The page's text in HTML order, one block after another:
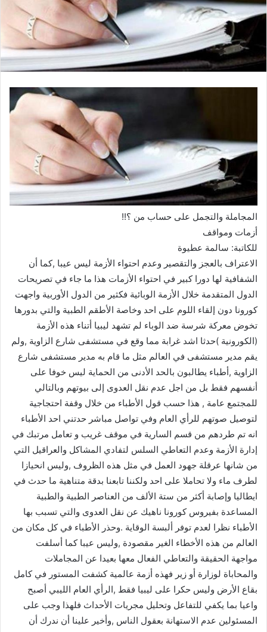
المجاملة والتجمل على حساب من ؟!!
أزمات ومواقف
للكاتبة: سالمة عطيوة
الاعتراف بالعجز والتقصير وعدم احتواء الأزمة ليس عيبا ,كما أن
الشفافية لها دورا كبير في احتواء الأزمات هذا ما جاء في تصريحات
الدول المتقدمة خلال الأزمة الوبائية فكثير من الدول الأوربية واجهت
كورونا دون إلقاء اللوم على احد وخاصة الأطقم الطبية والتي بدورها
تخوض معركة شرسة ضد الوباء لم تشهد ليبيا أتناء هذه الأزمة
(الكورونية )حدثا اشد غرابة مما وقع في مستشفى شارع الزاوية ,ولم
يقم مدير مستشفى في العالم مثل ما قام به مدير مستشفى شارع
الزاوية ,أطباء يطالبون بالحد الأدنى من الحماية ليس خوفا على
أنفسهم فقط بل من اجل عدم نقل العدوى إلى بيوتهم وبالتالي
للمجتمع عامة , هذا حسب قول الأطباء من خلال وقفة احتجاجية
لتوصيل صوتهم للرأي العام وفي تواصل مباشر حدتني احد الأطباء
انه تم طردهم من قسم السارية في موقف غريب و تعامل مرتبك في
إدارة الأزمة وعدم التعاطي السلس لتفادي المشاكل والعراقيل التي
من شانها عرقلة جهود العمل في مثل هذه الظروف ,وليس انحيازا
لطرف ماء ولا تحاملا على احد ولكننا تابعنا بدقة متناهية ما حدث في
ايطاليا وإصابة أكثر من ستة الألف من العناصر الطبية والطبية
المساعدة بفيروس كورونا ناهيك عن نقل العدوى والتي تسبب بها
الأطباء نظرا لعدم توفر ألبسة الوقاية .وحذر الأطباء في كل مكان من
العالم من هذه الأخطاء الغير مقصودة ,وليس عيبا كما أسلفت
مواجهة الحقيقة والتعاطي الفعال معها بعيدا عن المجاملات
والمحاباة لوزارة أو زير فهذه أزمة عالمية كشفت المستور في كامل
بقاع الأرض وليس حكرا على ليبيا فقط ,الرأي العام الليبي أصبح
واعيا بما يكفي للتفاعل وتحليل مجريات الأحداث فلهذا وجب على
المسئولين عدم الاستهانة بعقول الناس ,وأخير علينا أن ندرك أن